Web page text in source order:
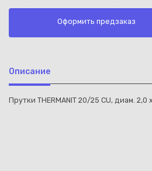
Оформить предзаказ
Описание
Прутки THERMANIT 20/25 CU, диам.